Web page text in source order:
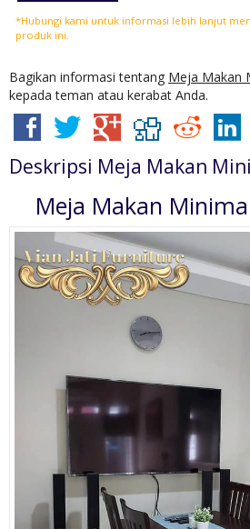
*Hubungi kami untuk informasi lebih lanjut
produk ini.
Bagikan informasi tentang Meja Makan
kepada teman atau kerabat Anda.
Deskripsi Meja Makan
Meja Makan